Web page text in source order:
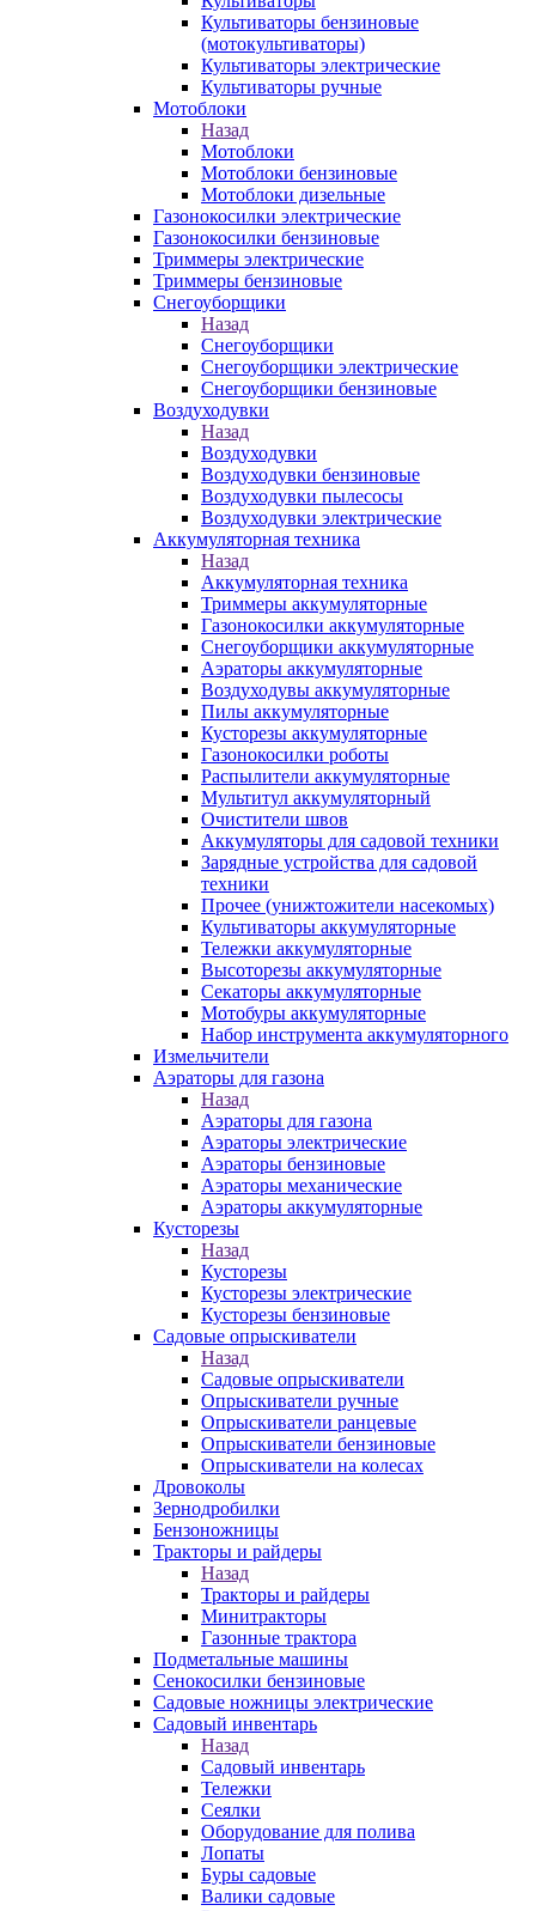
Культиваторы бензиновые
(мотокультиваторы)
Культиваторы электрические
Культиваторы ручные
Мотоблоки
Назад
Мотоблоки
Мотоблоки бензиновые
Мотоблоки дизельные
Газонокосилки электрические
Газонокосилки бензиновые
Триммеры электрические
Триммеры бензиновые
Снегоуборщики
Назад
Снегоуборщики
Снегоуборщики электрические
Снегоуборщики бензиновые
Воздуходувки
Назад
Воздуходувки
Воздуходувки бензиновые
Воздуходувки пылесосы
Воздуходувки электрические
Аккумуляторная техника
Назад
Аккумуляторная техника
Триммеры аккумуляторные
Газонокосилки аккумуляторные
Снегоуборщики аккумуляторные
Аэраторы аккумуляторные
Воздуходувы аккумуляторные
Пилы аккумуляторные
Кусторезы аккумуляторные
Газонокосилки роботы
Распылители аккумуляторные
Мультитул аккумуляторный
Очистители швов
Аккумуляторы для садовой техники
Зарядные устройства для садовой
техники
Прочее (унижтожители насекомых)
Культиваторы аккумуляторные
Тележки аккумуляторные
Высоторезы аккумуляторные
Секаторы аккумуляторные
Мотобуры аккумуляторные
Набор инструмента аккумуляторного
Измельчители
Аэраторы для газона
Назад
Аэраторы для газона
Аэраторы электрические
Аэраторы бензиновые
Аэраторы механические
Аэраторы аккумуляторные
Кусторезы
Назад
Кусторезы
Кусторезы электрические
Кусторезы бензиновые
Садовые опрыскиватели
Назад
Садовые опрыскиватели
Опрыскиватели ручные
Опрыскиватели ранцевые
Опрыскиватели бензиновые
Опрыскиватели на колесах
Дровоколы
Зернодробилки
Бензоножницы
Тракторы и райдеры
Назад
Тракторы и райдеры
Минитракторы
Газонные трактора
Подметальные машины
Сенокосилки бензиновые
Садовые ножницы электрические
Садовый инвентарь
Назад
Садовый инвентарь
Тележки
Сеялки
Оборудование для полива
Лопаты
Буры садовые
Валики садовые